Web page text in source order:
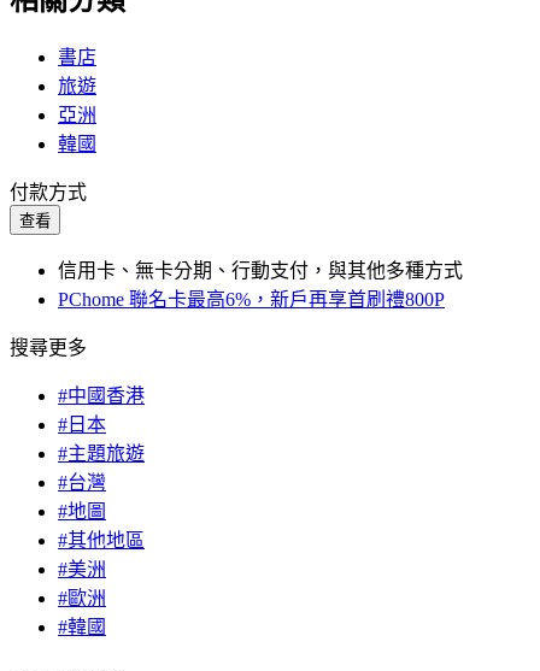
書店
旅遊
亞洲
韓國
付款方式
查看
信用卡、無卡分期、行動支付，與其他多種方式
PChome 聯名卡最高6%，新戶再享首刷禮800P
搜尋更多
#中國香港
#日本
#主題旅遊
#台灣
#地圖
#其他地區
#美洲
#歐洲
#韓國